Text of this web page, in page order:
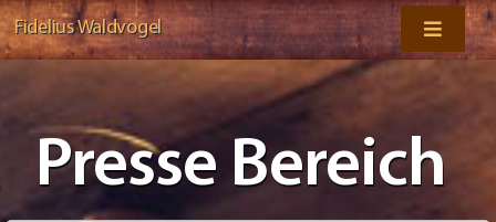
Zum
Inhalt
springen
Toggle
Startseite
Tickets
Fidelius Waldvogel
Presse Bereich